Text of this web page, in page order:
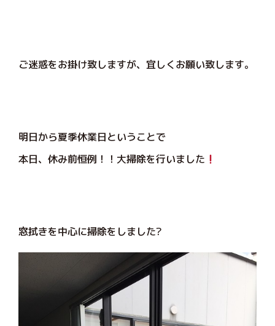
ご迷惑をお掛け致しますが、宜しくお願い致します。
明日から夏季休業日ということで
本日、休み前恒例！！大掃除を行いました
窓拭きを中心に掃除をしました?